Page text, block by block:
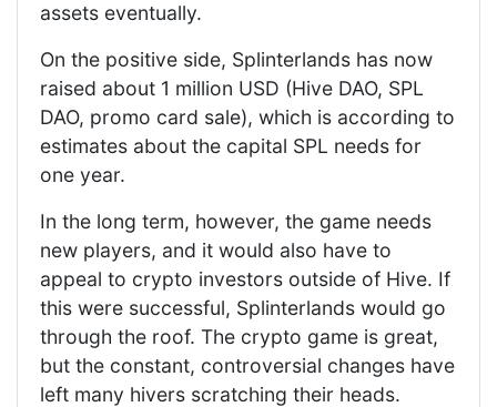
assets eventually.
On the positive side, Splinterlands has now
raised about 1 million USD (Hive DAO, SPL
DAO, promo card sale), which is according to
estimates about the capital SPL needs for
one year.
In the long term, however, the game needs
new players, and it would also have to
appeal to crypto investors outside of Hive. If
this were successful, Splinterlands would go
through the roof. The crypto game is great,
but the constant, controversial changes have
left many hivers scratching their heads.